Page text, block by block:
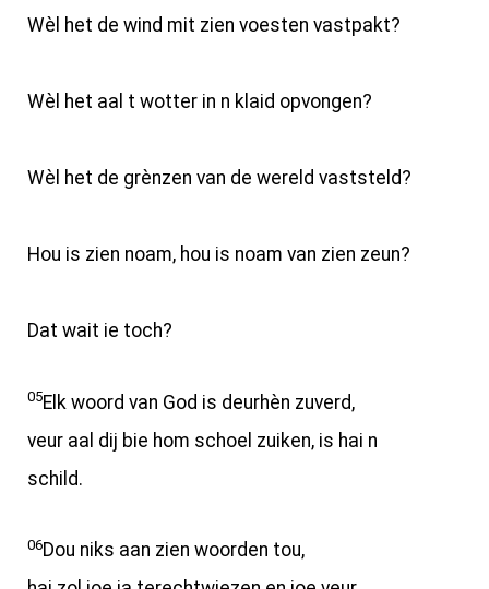
Wèl het de wind mit zien voesten vastpakt?
Wèl het aal t wotter in n klaid opvongen?
Wèl het de grènzen van de wereld vaststeld?
Hou is zien noam, hou is noam van zien zeun?
Dat wait ie toch?
05Elk woord van God is deurhèn zuverd,
veur aal dij bie hom schoel zuiken, is hai n
schild.
06Dou niks aan zien woorden tou,